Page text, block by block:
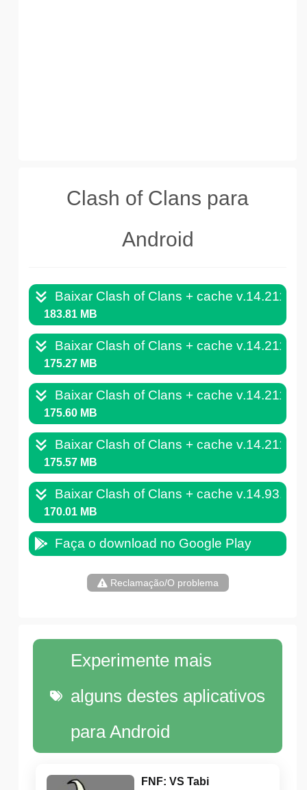
Clash of Clans para
Android
Baixar Clash of Clans + cache
183.81 MB
Baixar Clash of Clans + cache
175.27 MB
Baixar Clash of Clans + cache
175.60 MB
Baixar Clash of Clans + cache
175.57 MB
Baixar Clash of Clans + cache
170.01 MB
Faça o download no Google Play
Reclamação/O problema
Experimente mais
alguns destes aplicativos
para Android
FNF: VS Tabi